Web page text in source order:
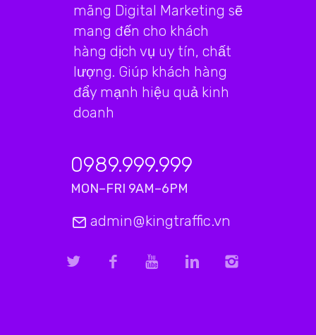
mãng Digital Marketing sẽ
mang đến cho khách
hàng dịch vụ uy tín, chất
lượng. Giúp khách hàng
đẩy mạnh hiệu quả kinh
doanh
0989.999.999
MON–FRI 9AM–6PM
admin@kingtraffic.vn